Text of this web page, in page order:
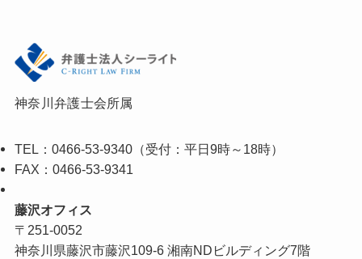
神奈川弁護士会所属
TEL： 0466-53-9340（受付：平日9時～18時）
FAX：0466-53-9341
藤沢オフィス
〒251-0052
神奈川県藤沢市藤沢109-6 湘南NDビルディング7階